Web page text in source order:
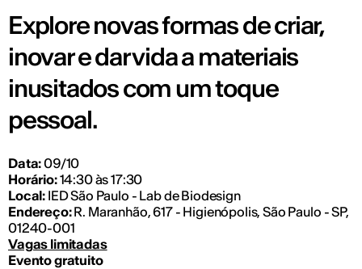
Explore novas formas de criar,
inovar e dar vida a materiais
inusitados com um toque
pessoal.
Data:09/10
Horário:14:30 às 17:30
Local: IED São Paulo - Lab de Biodesign
Endereço:R. Maranhão, 617 - Higienópolis, São Paulo - SP,
01240-001
Vagas limitadas
Evento gratuito